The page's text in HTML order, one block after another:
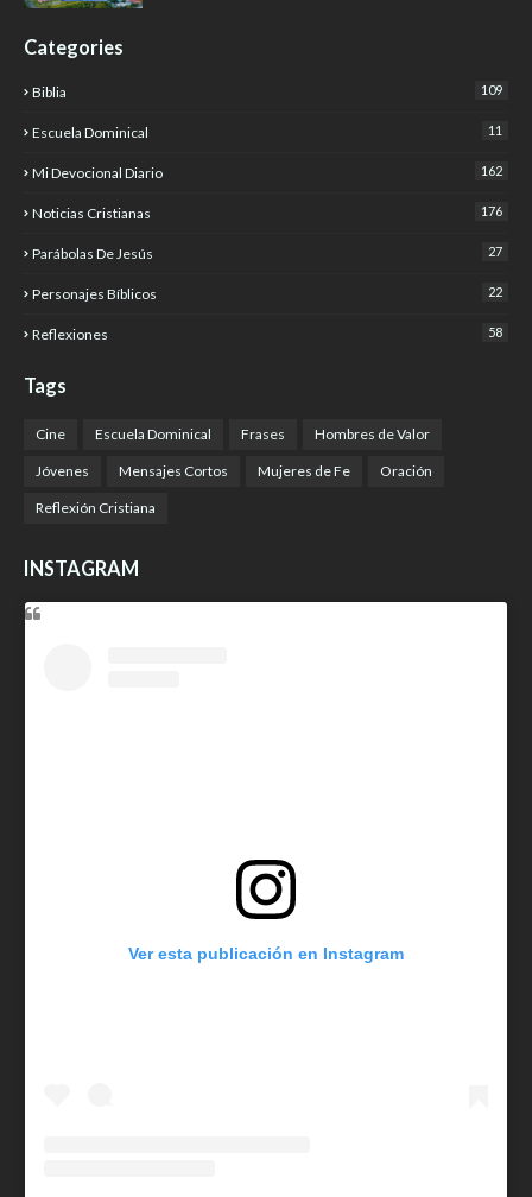
Categories
Biblia 109
Escuela Dominical 11
Mi Devocional Diario 162
Noticias Cristianas 176
Parábolas De Jesús 27
Personajes Bíblicos 22
Reflexiones 58
Tags
Cine Escuela Dominical Frases Hombres de Valor
Jóvenes Mensajes Cortos Mujeres de Fe Oración
Reflexión Cristiana
INSTAGRAM
Ver esta publicación en Instagram